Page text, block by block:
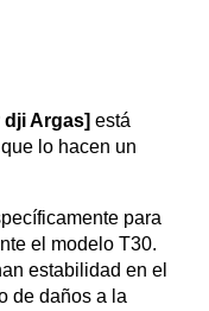
dji Argas] está
lo hacen un
para
el modelo T30.
estabilidad en el
de daños a la